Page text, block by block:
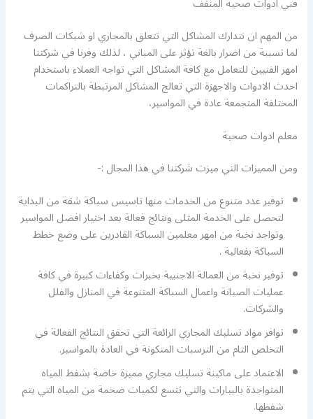
من المهم ان نتدارك المشاكل التي تتعلق بالمجاري او شبكات الصرف
لما تسببة من اضرار بالغة تؤثر على المباني ، لذلك وفرنا في شركتنا
امهر الفنيين للتعامل مع كافة المشاكل التي تواجه العملاء باستخدام
احدث الادوات والاجهزة التي تعالج المشاكل المرتبطة بالتراكمات
المختلفة المتجمعة عادة في المواسير،
معلم ادوات صحية
ومن المميزات التي ميزت شركتنا في هذا المجال :-
توفير عدد متنوع من الخدمات منها تاسيس سباكة شقة من البداية
لتحصل على الخدمة المثلى ونتائج فعالة بعد اختيار افضل المواسير
وتواجد نخبة من امهر معلمين السباكة القادرين على وضع خطط
السباكة بفعالية .
توفير نخبة من العمالة الاجنبية بخبرات وكفاءات كبيرة في كافة
عمليات الصيانة واعمال السباكة المتنوعة في المنازل والفلل
والشركات.
توافر مواد تسليك المجاري الرائعة التي تحقق النتائج الفعالة في
التخلص التام من الترسبات المتكونة في العادة بالمواسير.
الاعتماد على ماكينة تسليك مجاري مميزة خاصة بشفط المياه
المتواجدة بالبيارات والتي تتسع لكميات ضخمة من المياه التي يتم
شفطها.